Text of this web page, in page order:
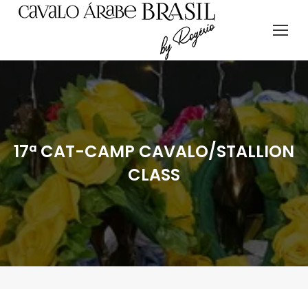
17ª CAT-CAMP CAVALO/STALLION
CLASS